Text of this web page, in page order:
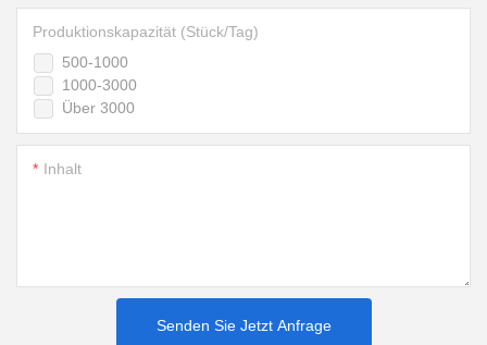
500-1000
1000-3000
Über 3000
Produktionskapazität (Stück/Tag)
Inhalt
Senden Sie Jetzt Anfrage